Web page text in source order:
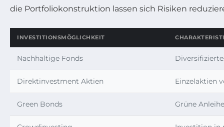
die Portfoliokonstruktion lassen sich Risiken
INVESTITIONSMÖGLICHKEIT
Nachhaltige Fonds
Direktinvestment Aktien Einzelaktien
Green Bonds Grüne